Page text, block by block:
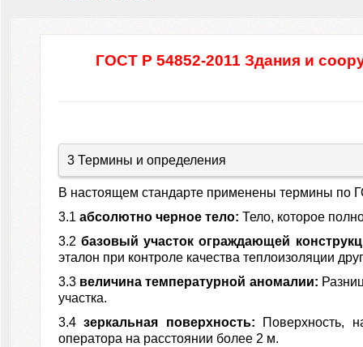
ГОСТ Р 54852-2011 Здания и
3 Термины и определения
В настоящем стандарте применены термины по
3.1абсолютно черное тело:Тело, которое
3.2базовый участок ограждающей
эталон при контроле качества теплоизоляции
3.3 величина температурной аномалии:
участка.
3.4зеркальная поверхность: Поверхность,
оператора на расстоянии более 2 м.